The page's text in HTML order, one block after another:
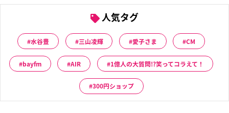
人気タグ
水谷豊 三山凌輝 愛子さま CM
bayfm AIR 1億人の大質問!?笑ってコラえて！
300円ショップ